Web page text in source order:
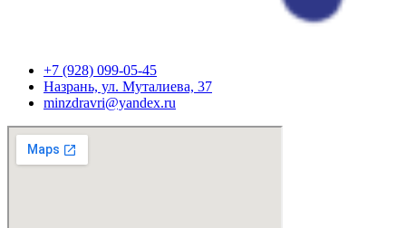
+7 (928) 099-05-45
Назрань, ул. Муталиева, 37
minzdravri@yandex.ru